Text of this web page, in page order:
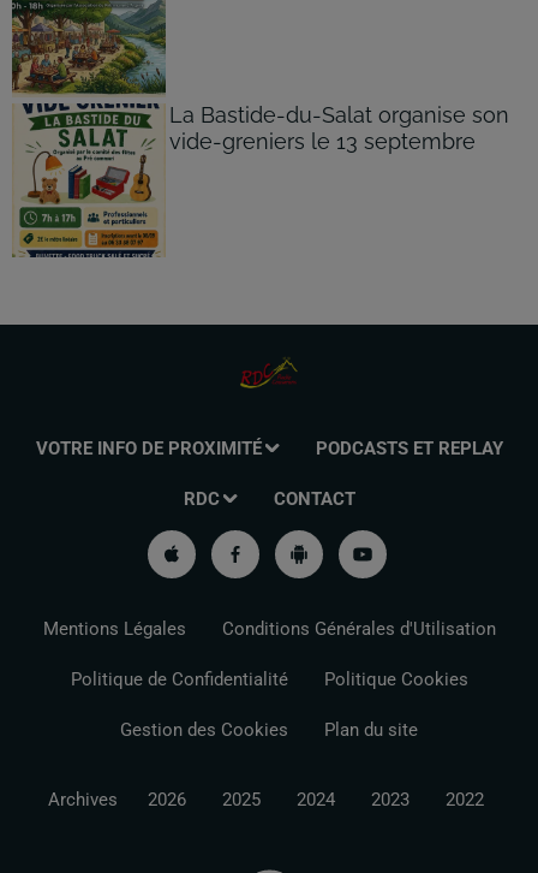
La Bastide-du-Salat organise son
vide-greniers le 13 septembre
VOTRE INFO DE PROXIMITÉ PODCASTS ET REPLAY
RDC CONTACT
Mentions Légales Conditions Générales d'Utilisation
Politique de Confidentialité Politique Cookies
Gestion des Cookies Plan du site
Archives 2026 2025 2024 2023 2022